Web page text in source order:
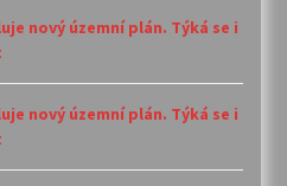
nový územní plán. Týká se i
nový územní plán. Týká se i